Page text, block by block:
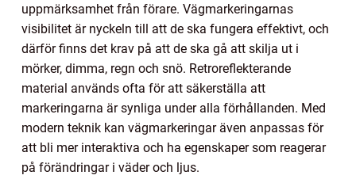
uppmärksamhet från förare. Vägmarkeringarnas
visibilitet är nyckeln till att de ska fungera effektivt, och
därför finns det krav på att de ska gå att skilja ut i
mörker, dimma, regn och snö. Retroreflekterande
material används ofta för att säkerställa att
markeringarna är synliga under alla förhållanden. Med
modern teknik kan vägmarkeringar även anpassas för
att bli mer interaktiva och ha egenskaper som reagerar
på förändringar i väder och ljus.